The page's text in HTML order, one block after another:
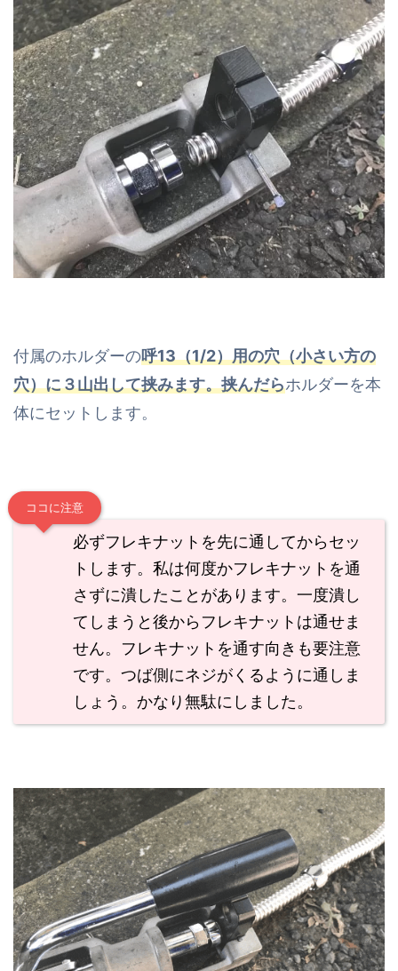
付属のホルダーの呼13（1/2）用の穴（小さい方の
穴）に３山出して挟みます。挟んだらホルダーを本
体にセットします。
ココに注意
必ずフレキナットを先に通してからセッ
トします。私は何度かフレキナットを通
さずに潰したことがあります。一度潰し
てしまうと後からフレキナットは通せま
せん。フレキナットを通す向きも要注意
です。つば側にネジがくるように通しま
しょう。かなり無駄にしました。